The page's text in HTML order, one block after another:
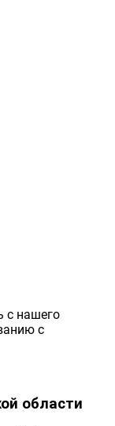
с нашего
с
области